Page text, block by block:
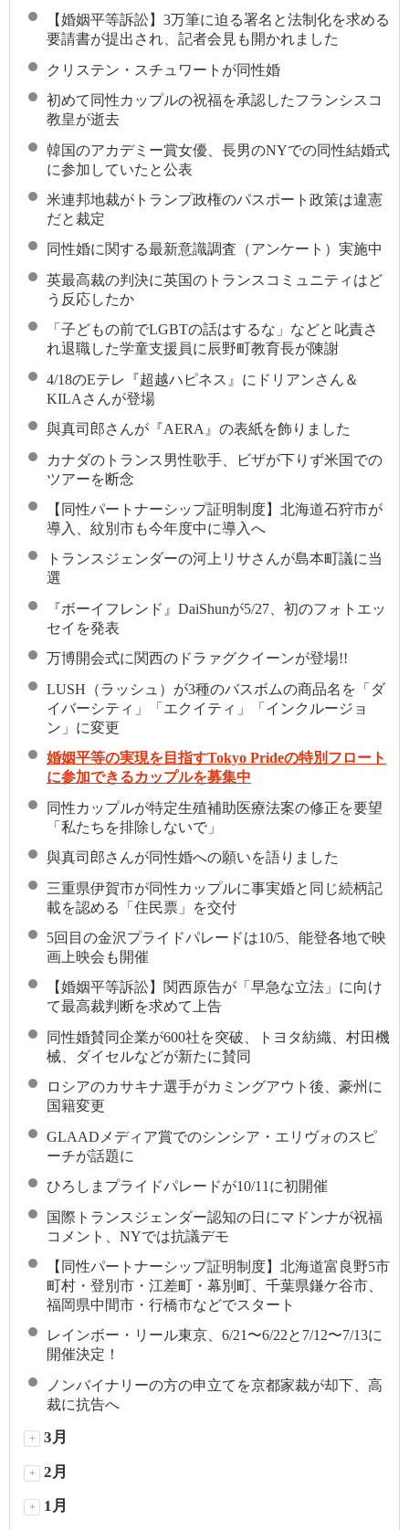
【婚姻平等訴訟】3万筆に迫る署名と法制化を求める
要請書が提出され、記者会見も開かれました
クリステン・スチュワートが同性婚
初めて同性カップルの祝福を承認したフランシスコ
教皇が逝去
韓国のアカデミー賞女優、長男のNYでの同性結婚式
に参加していたと公表
米連邦地裁がトランプ政権のパスポート政策は違憲
だと裁定
同性婚に関する最新意識調査（アンケート）実施中
英最高裁の判決に英国のトランスコミュニティはど
う反応したか
「子どもの前でLGBTの話はするな」などと叱責さ
れ退職した学童支援員に辰野町教育長が陳謝
4/18のEテレ『超越ハピネス』にドリアンさん＆
KILAさんが登場
與真司郎さんが『AERA』の表紙を飾りました
カナダのトランス男性歌手、ビザが下りず米国での
ツアーを断念
【同性パートナーシップ証明制度】北海道石狩市が
導入、紋別市も今年度中に導入へ
トランスジェンダーの河上リサさんが島本町議に当
選
『ボーイフレンド』DaiShunが5/27、初のフォトエッ
セイを発表
万博開会式に関西のドラァグクイーンが登場!!
LUSH（ラッシュ）が3種のバスボムの商品名を「ダ
イバーシティ」「エクイティ」「インクルージョ
ン」に変更
婚姻平等の実現を目指すTokyo Prideの特別フロート
に参加できるカップルを募集中
同性カップルが特定生殖補助医療法案の修正を要望
「私たちを排除しないで」
與真司郎さんが同性婚への願いを語りました
三重県伊賀市が同性カップルに事実婚と同じ続柄記
載を認める「住民票」を交付
5回目の金沢プライドパレードは10/5、能登各地で映
画上映会も開催
【婚姻平等訴訟】関西原告が「早急な立法」に向け
て最高裁判断を求めて上告
同性婚賛同企業が600社を突破、トヨタ紡織、村田機
械、ダイセルなどが新たに賛同
ロシアのカサキナ選手がカミングアウト後、豪州に
国籍変更
GLAADメディア賞でのシンシア・エリヴォのスピ
ーチが話題に
ひろしまプライドパレードが10/11に初開催
国際トランスジェンダー認知の日にマドンナが祝福
コメント、NYでは抗議デモ
【同性パートナーシップ証明制度】北海道富良野5市
町村・登別市・江差町・幕別町、千葉県鎌ケ谷市、
福岡県中間市・行橋市などでスタート
レインボー・リール東京、6/21〜6/22と7/12〜7/13に
開催決定！
ノンバイナリーの方の申立てを京都家裁が却下、高
裁に抗告へ
+ 3月
+ 2月
+ 1月